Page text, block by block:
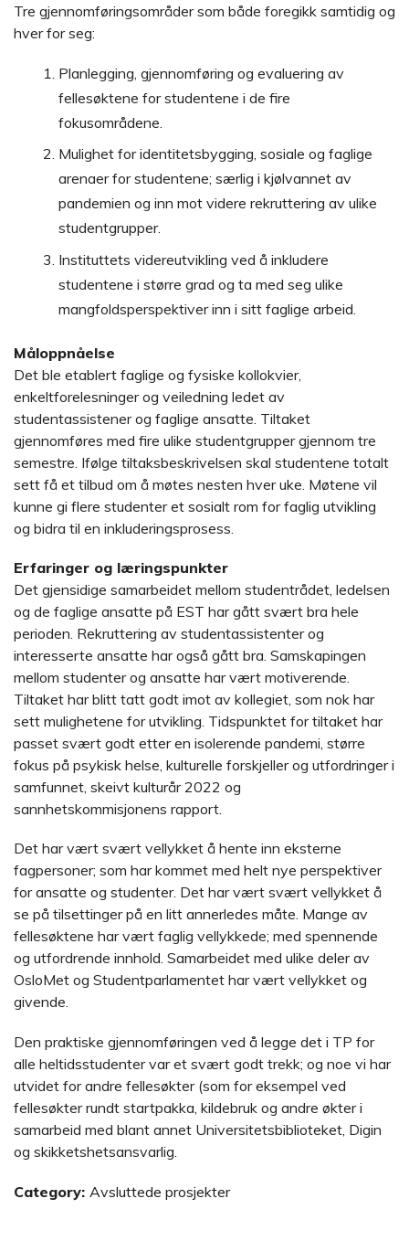
Tre gjennomføringsområder som både foregikk samtidig og
hver for seg:
Planlegging, gjennomføring og evaluering av
fellesøktene for studentene i de fire
fokusområdene.
Mulighet for identitetsbygging, sosiale og faglige
arenaer for studentene; særlig i kjølvannet av
pandemien og inn mot videre rekruttering av ulike
studentgrupper.
Instituttets videreutvikling ved å inkludere
studentene i større grad og ta med seg ulike
mangfoldsperspektiver inn i sitt faglige arbeid.
Måloppnåelse
Det ble etablert faglige og fysiske kollokvier,
enkeltforelesninger og veiledning ledet av
studentassistener og faglige ansatte. Tiltaket
gjennomføres med fire ulike studentgrupper gjennom tre
semestre. Ifølge tiltaksbeskrivelsen skal studentene totalt
sett få et tilbud om å møtes nesten hver uke. Møtene vil
kunne gi flere studenter et sosialt rom for faglig utvikling
og bidra til en inkluderingsprosess.
Erfaringer og læringspunkter
Det gjensidige samarbeidet mellom studentrådet, ledelsen
og de faglige ansatte på EST har gått svært bra hele
perioden. Rekruttering av studentassistenter og
interesserte ansatte har også gått bra. Samskapingen
mellom studenter og ansatte har vært motiverende.
Tiltaket har blitt tatt godt imot av kollegiet, som nok har
sett mulighetene for utvikling. Tidspunktet for tiltaket har
passet svært godt etter en isolerende pandemi, større
fokus på psykisk helse, kulturelle forskjeller og utfordringer i
samfunnet, skeivt kulturår 2022 og
sannhetskommisjonens rapport.
Det har vært svært vellykket å hente inn eksterne
fagpersoner; som har kommet med helt nye perspektiver
for ansatte og studenter. Det har vært svært vellykket å
se på tilsettinger på en litt annerledes måte. Mange av
fellesøktene har vært faglig vellykkede; med spennende
og utfordrende innhold. Samarbeidet med ulike deler av
OsloMet og Studentparlamentet har vært vellykket og
givende.
Den praktiske gjennomføringen ved å legge det i TP for
alle heltidsstudenter var et svært godt trekk; og noe vi har
utvidet for andre fellesøkter (som for eksempel ved
fellesøkter rundt startpakka, kildebruk og andre økter i
samarbeid med blant annet Universitetsbiblioteket, Digin
og skikketshetsansvarlig.
Category: Avsluttede prosjekter